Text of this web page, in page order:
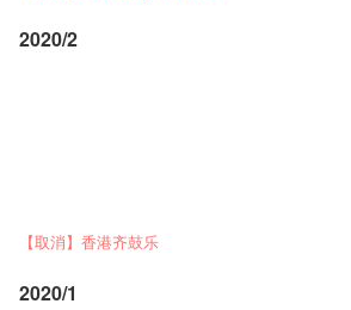
2020/2
【取消】香港齐鼓乐
2020/1